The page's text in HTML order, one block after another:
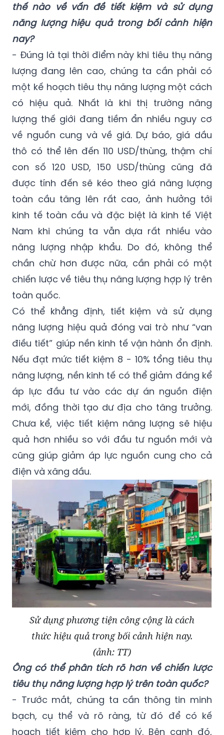
thế nào về vấn đề tiết kiệm và sử dụng
năng lượng hiệu quả trong bối cảnh hiện
nay?
- Đúng là tại thời điểm này khi tiêu thụ năng
lượng đang lên cao, chúng ta cần phải có
một kế hoạch tiêu thụ năng lượng một cách
có hiệu quả. Nhất là khi thị trường năng
lượng thế giới đang tiềm ẩn nhiều nguy cơ
về nguồn cung và về giá. Dự báo, giá dầu
thô có thể lên đến 110 USD/thùng, thậm chí
con số 120 USD, 150 USD/thùng cũng đã
được tính đến sẽ kéo theo giá năng lượng
toàn cầu tăng lên rất cao, ảnh hưởng tới
kinh tế toàn cầu và đặc biệt là kinh tế Việt
Nam khi chúng ta vẫn dựa rất nhiều vào
năng lượng nhập khẩu. Do đó, không thể
chần chừ hơn được nữa, cần phải có một
chiến lược về tiêu thụ năng lượng hợp lý trên
toàn quốc.
Có thể khẳng định, tiết kiệm và sử dụng
năng lượng hiệu quả đóng vai trò như “van
điều tiết” giúp nền kinh tế vận hành ổn định.
Nếu đạt mức tiết kiệm 8 - 10% tổng tiêu thụ
năng lượng, nền kinh tế có thể giảm đáng kể
áp lực đầu tư vào các dự án nguồn điện
mới, đồng thời tạo dư địa cho tăng trưởng.
Chưa kể, việc tiết kiệm năng lượng sẽ hiệu
quả hơn nhiều so với đầu tư nguồn mới và
cũng giúp giảm áp lực nguồn cung cho cả
điện và xăng dầu.
Sử dụng phương tiện công cộng là cách
thức hiệu quả trong bối cảnh hiện nay.
(ảnh: TT)
Ông có thể phân tích rõ hơn về chiến lược
tiêu thụ năng lượng hợp lý trên toàn quốc?
- Trước mắt, chúng ta cần thông tin minh
bạch, cụ thể và rõ ràng, từ đó để có kế
hoạch tiết kiệm cho hợp lý. Bên cạnh đó,